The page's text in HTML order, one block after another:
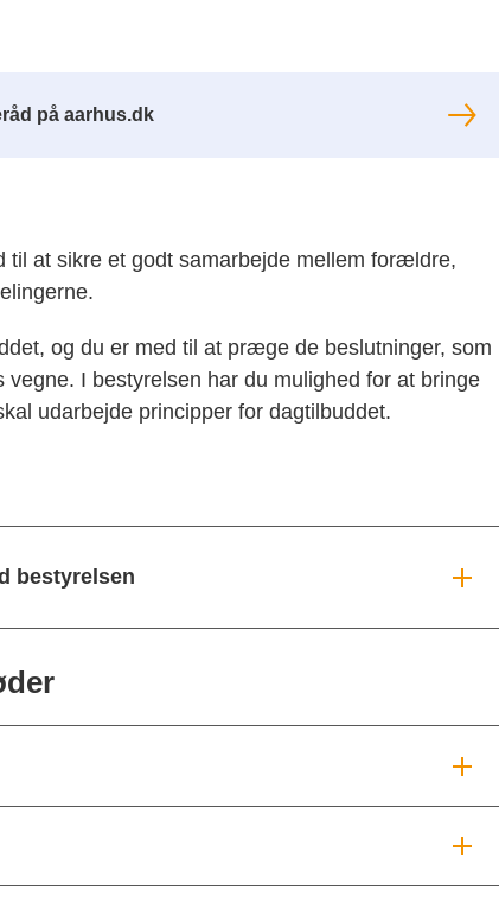
på aarhus.dk
til at sikre et godt samarbejde mellem forældre,
og du er med til at præge de beslutninger, som
I bestyrelsen har du mulighed for at bringe
udarbejde principper for dagtilbuddet.
bestyrelsen